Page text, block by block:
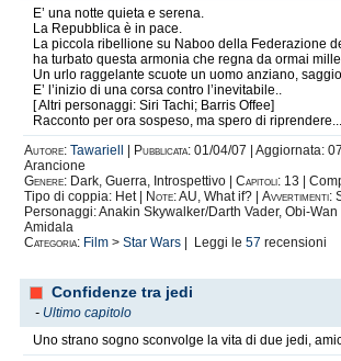
E’ una notte quieta e serena.
La Repubblica è in pace.
La piccola ribellione su Naboo della Federazione
ha turbato questa armonia che regna da ormai
Un urlo raggelante scuote un uomo anziano,
E’ l’inizio di una corsa contro l’inevitabile..
[ Altri personaggi: Siri Tachi; Barris Offee]
Racconto per ora sospeso, ma spero di riprendere...
Autore: Tawariell Pubblicata: 01/04/07 | Aggiornata:
Arancione
Genere: Dark, Guerra, Introspettivo | Capitoli: 13 |
Tipo di coppia: Het |
Note:AU, What if? | Avvertimenti:
Personaggi: Anakin Skywalker/Darth Vader, Obi-
Amidala
Categoria: Film > Star Wars | Leggi le 57 recensioni
Confidenze tra jedi
- Ultimo capitolo
Uno strano sogno sconvolge la vita di due jedi,